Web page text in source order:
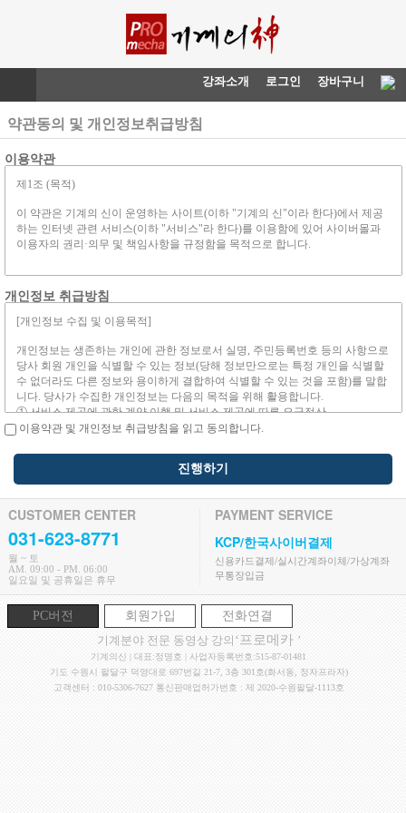
강좌소개 로그인 장바구니
약관동의 및 개인정보취급방침
이용약관
개인정보 취급방침
이용약관 및 개인정보 취급방침을 읽고 동의합니다.
진행하기
CUSTOMER CENTER
031-623-8771
월 ~ 토
AM. 09:00 - PM. 06:00
일요일 및 공휴일은 휴무
PAYMENT SERVICE
KCP/한국사이버결제
신용카드결제/실시간계좌이체/가상계좌
무통장입금
PC버전 회원가입
전화연결
기계분야 전문 동영상 강의 ‘프로메카 ’
기계의신 | 대표:정명호 | 사업자등록번호:515-87-01481
기도 수원시 팔달구 덕영대로 697번길 21-7, 3층 301호(화서동, 정자프라자)
고객센터 : 010-5306-7627 통신판매업허가번호 : 제 2020-수원팔달-1113호